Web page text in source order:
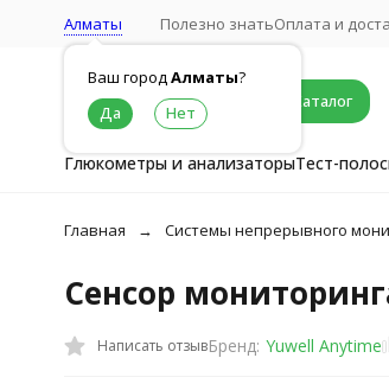
Алматы
Ваш город Алматы?
Полезно знатьОплата и
Каталог
Глюкометры и анализаторыТест-
Главная Cистемы непрерывного
Сенсор
Написать отзывБренд: Yuwell Anytime